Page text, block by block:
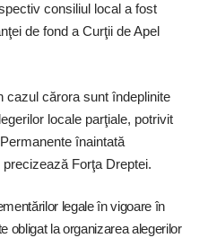
consiliul local a fost
de fond a Curţii de Apel
cazul cărora sunt îndeplinite
locale parţiale, potrivit
­înaintată
Forţa Dreptei.
legale în vigoare în
obligat la organizarea alegerilor